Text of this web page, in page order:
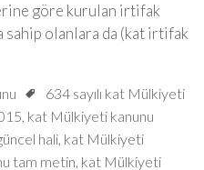
göre kurulan irtifak
sahip olanlara da (kat irtifak
634 sayılı kat Mülkiyeti
, kat Mülkiyeti kanunu
hali, kat Mülkiyeti
tam metin, kat Mülkiyeti